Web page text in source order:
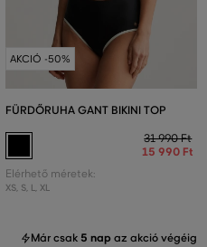
AKCIÓ -50%
FÜRDŐRUHA GANT BIKINI TOP
31 990 Ft
15 990 Ft
Elérhető méretek:
XS, S, L, XL
Már csak 5 nap az akció végéig